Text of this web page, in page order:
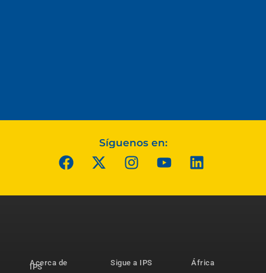
Síguenos en:
Acerca de
IPS
Sigue a IPS
África